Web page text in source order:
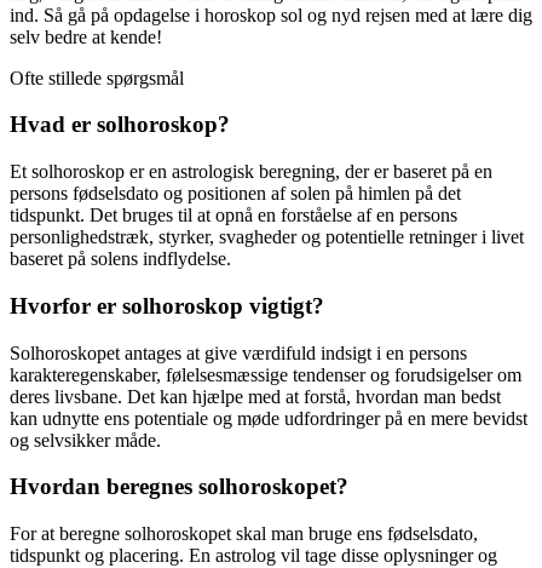
ind. Så gå på opdagelse i horoskop sol og nyd rejsen med at lære dig
selv bedre at kende!
Ofte stillede spørgsmål
Hvad er solhoroskop?
Et solhoroskop er en astrologisk beregning, der er baseret på en
persons fødselsdato og positionen af solen på himlen på det
tidspunkt. Det bruges til at opnå en forståelse af en persons
personlighedstræk, styrker, svagheder og potentielle retninger i livet
baseret på solens indflydelse.
Hvorfor er solhoroskop vigtigt?
Solhoroskopet antages at give værdifuld indsigt i en persons
karakteregenskaber, følelsesmæssige tendenser og forudsigelser om
deres livsbane. Det kan hjælpe med at forstå, hvordan man bedst
kan udnytte ens potentiale og møde udfordringer på en mere bevidst
og selvsikker måde.
Hvordan beregnes solhoroskopet?
For at beregne solhoroskopet skal man bruge ens fødselsdato,
tidspunkt og placering. En astrolog vil tage disse oplysninger og